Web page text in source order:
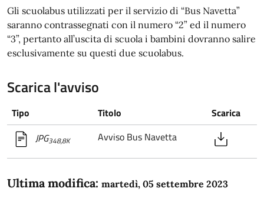
Gli scuolabus utilizzati per il servizio di “Bus Navetta”
saranno contrassegnati con il numero “2” ed il numero
“3”, pertanto all’uscita di scuola i bambini dovranno salire
esclusivamente su questi due scuolabus.
Scarica l'avviso
Tipo Titolo
Scarica
JPG348,8K Avviso Bus Navetta
Ultima modifica: martedì, 05 settembre 2023